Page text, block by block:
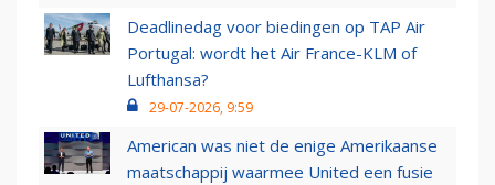
Deadlinedag voor biedingen op TAP Air
Portugal: wordt het Air France-KLM of
Lufthansa?
29-07-2026, 9:59
American was niet de enige Amerikaanse
maatschappij waarmee United een fusie